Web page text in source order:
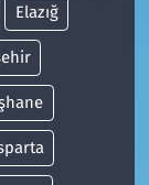
Elazığ